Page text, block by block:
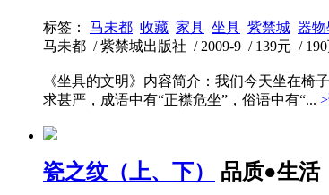
标签： 马未都 收藏 家具 坐具 紫禁城 器物
马未都 / 紫禁城出版社 / 2009-9 / 139元 /
《坐具的文明》内容简介：我们今天坐在
求甚严，成语中有“正襟危坐”，俗语中有“...
瓷之纹（上、下） 品质●生活